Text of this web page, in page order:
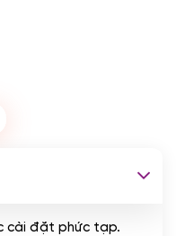
cài đặt phức tạp.